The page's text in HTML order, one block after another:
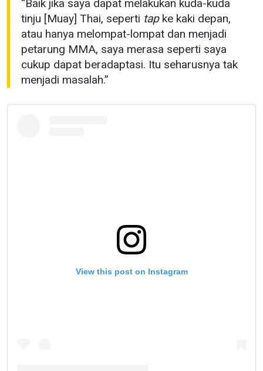
“Baik jika saya dapat melakukan kuda-kuda
tinju [Muay] Thai, seperti tapke kaki depan,
atau hanya melompat-lompat dan menjadi
petarung MMA, saya merasa seperti saya
cukup dapat beradaptasi. Itu seharusnya tak
menjadi masalah.”
View this post on Instagram